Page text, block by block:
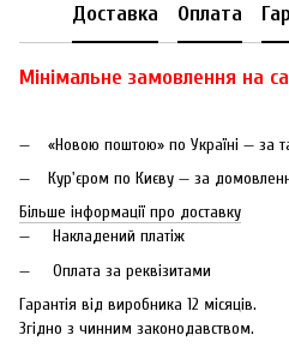
Доставка Оплата
Мінімальне замовлення на
«Новою поштою» по Україні — за
Кур'єром по Києву — за
Більше інформації про доставку
Накладений платіж
Оплата за реквізитами
Гарантія від виробника 12 місяців.
Згідно з чинним законодавством.